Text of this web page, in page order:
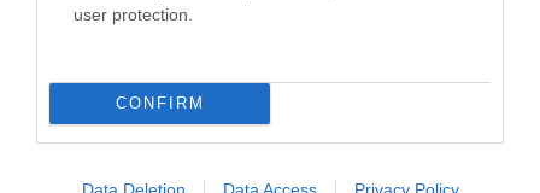
user protection.
CONFIRM
Data Deletion Data Access Privacy Policy